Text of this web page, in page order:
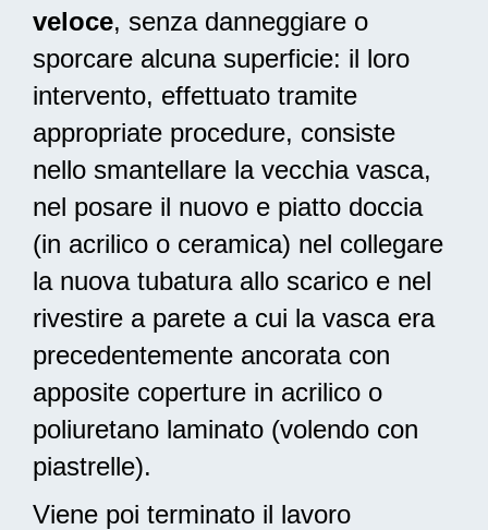
veloce, senza danneggiare o
sporcare alcuna superficie: il loro
intervento, effettuato tramite
appropriate procedure, consiste
nello smantellare la vecchia vasca,
nel posare il nuovo e piatto doccia
(in acrilico o ceramica) nel collegare
la nuova tubatura allo scarico e nel
rivestire a parete a cui la vasca era
precedentemente ancorata con
apposite coperture in acrilico o
poliuretano laminato (volendo con
piastrelle).
Viene poi terminato il lavoro